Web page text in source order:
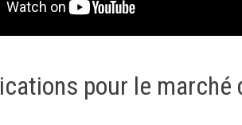
pour le marché